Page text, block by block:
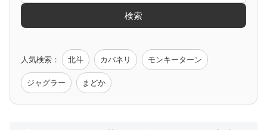
モンハン バイオ ペルソナ
検索
人気検索： 北斗 カバネリ モンキーターン
ジャグラー まどか